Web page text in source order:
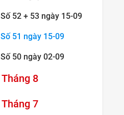
Số 52 + 53 ngày 15-09
Số 51 ngày 15-09
Số 50 ngày 02-09
Tháng 8
Tháng 7